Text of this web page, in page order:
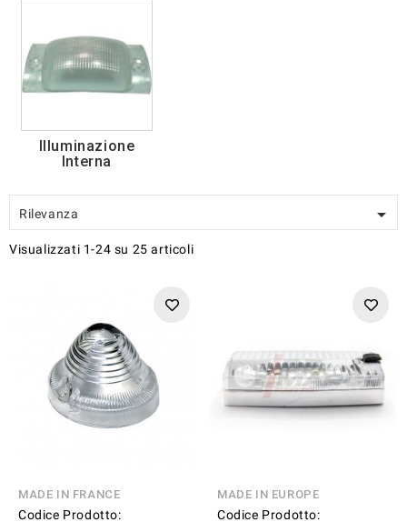
Illuminazione
Interna
Rilevanza 
Visualizzati 1-24 su 25 articoli
MADE IN FRANCE
Codice Prodotto:
MADE IN EUROPE
Codice Prodotto: